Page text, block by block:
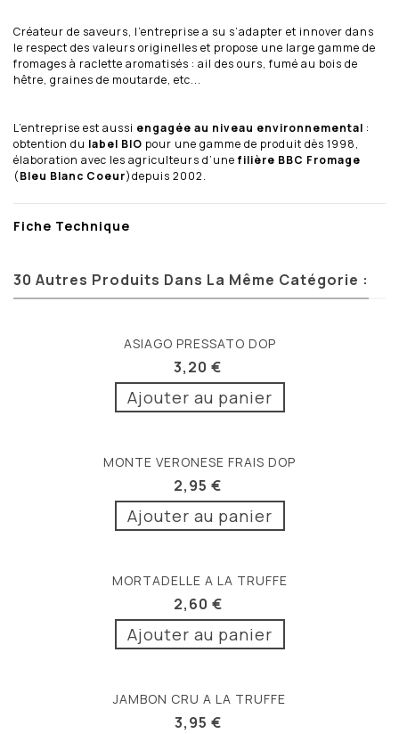
Créateur de saveurs, l’entreprise a su s’adapter et innover dans
le respect des valeurs originelles et propose une large gamme de
fromages à raclette aromatisés : ail des ours, fumé au bois de
hêtre, graines de moutarde, etc...
L’entreprise est aussi engagée au niveau environnemental :
obtention du label BIO pour une gamme de produit dès 1998,
élaboration avec les agriculteurs d’une filière BBC Fromage
(Bleu Blanc Coeur)depuis 2002.
Fiche Technique
30 Autres Produits Dans La Même Catégorie :
ASIAGO PRESSATO DOP
3,20 €
Ajouter au panier
MONTE VERONESE FRAIS DOP
2,95 €
Ajouter au panier
MORTADELLE A LA TRUFFE
2,60 €
Ajouter au panier
JAMBON CRU A LA TRUFFE
3,95 €